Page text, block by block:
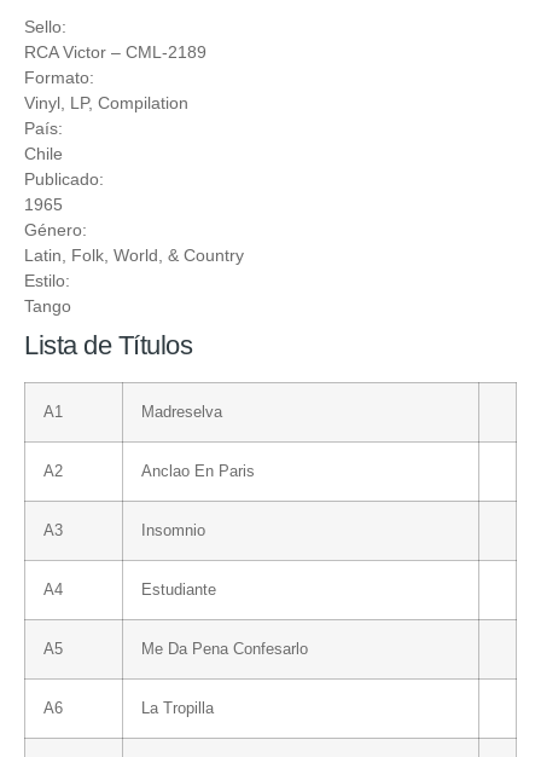
Sello:
RCA Victor ‎– CML-2189
Formato:
Vinyl , LP, Compilation
País:
Chile
Publicado:
1965
Género:
Latin
Folk, World, & Country
Estilo:
Tango
Lista de Títulos
A1 Madreselva
A2 Anclao En Paris
A3 Insomnio
A4 Estudiante
A5 Me Da Pena Confesarlo
A6 La Tropilla